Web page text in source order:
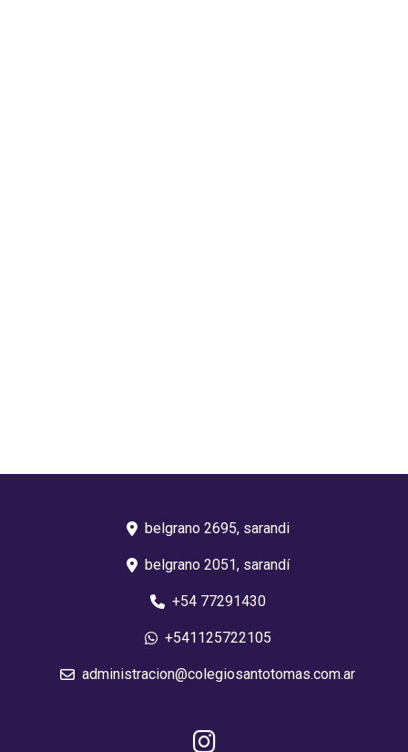
belgrano 2695, sarandi
belgrano 2051, sarandí
+54 77291430
+541125722105
administracion@colegiosantotomas.com.ar